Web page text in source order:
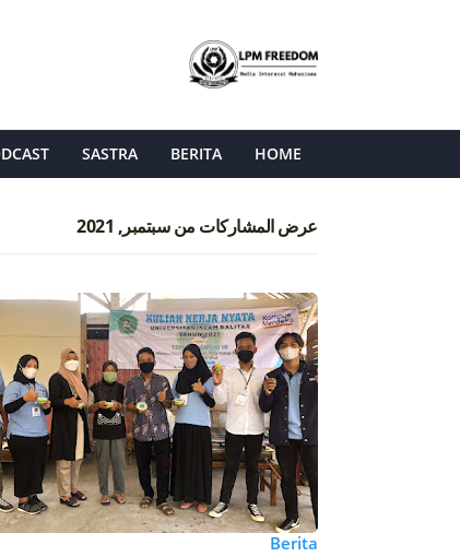
HOME
BERITA
SASTRA
عرض المشاركات من سبتمبر, 2021
Berita